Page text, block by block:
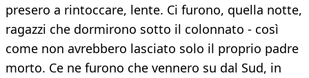
presero a rintoccare, lente. Ci furono, quella notte,
ragazzi che dormirono sotto il colonnato - così
come non avrebbero lasciato solo il proprio padre
morto. Ce ne furono che vennero su dal Sud, in